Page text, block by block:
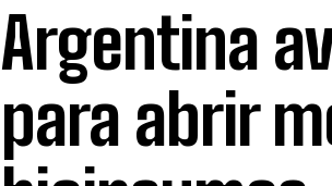
Argentina
para abrir